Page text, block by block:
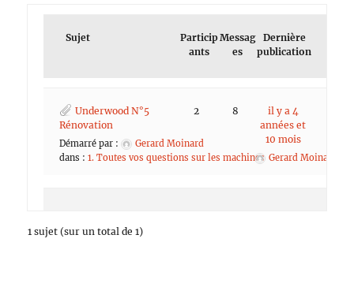
Sujet
Particip
ants
Messag
es
Dernière
publication
Underwood N°5
Rénovation
Démarré par :
Gerard Moinard
dans :1. Toutes vos questions sur les machines
2 8
il y a 4
années et
10 mois
Gerard Moinard
1 sujet (sur un total de 1)